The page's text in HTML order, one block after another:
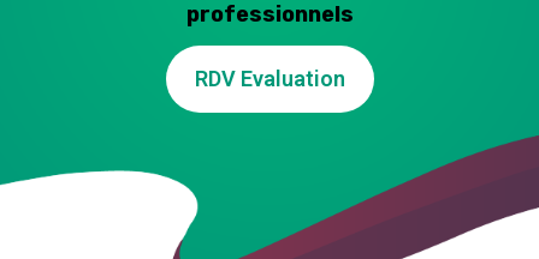
professionnels
RDV Evaluation